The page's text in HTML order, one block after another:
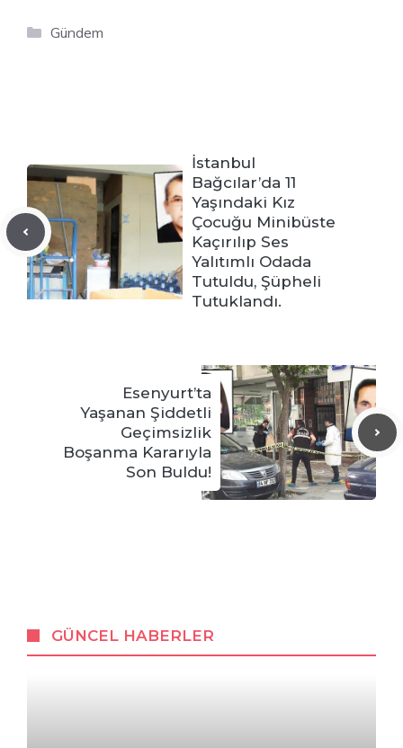
Kategoriler
Gündem
İstanbul
Bağcılar’da 11
Yaşındaki Kız
Çocuğu Minibüste
Kaçırılıp Ses
Yalıtımlı Odada
Tutuldu, Şüpheli
Tutuklandı.
Esenyurt’ta
Yaşanan Şiddetli
Geçimsizlik
Boşanma Kararıyla
Son Buldu!
GÜNCEL HABERLER